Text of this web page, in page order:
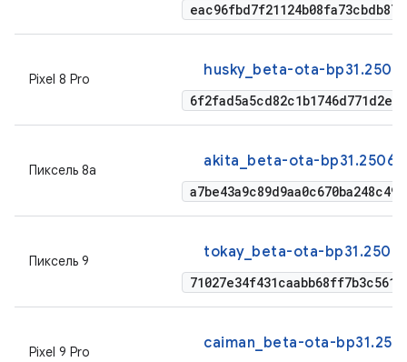
Pixel 8 Pro husky_beta-ota-
Пиксель 8а akita_beta-ota-
Пиксель 9 tokay_beta-ota-
Pixel 9 Pro caiman_beta-ota-